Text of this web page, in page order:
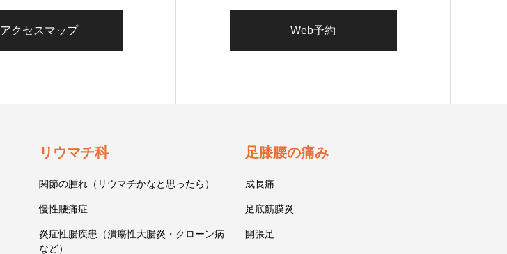
アクセスマップ Web予約
リウマチ科
関節の腫れ（リウマチかなと思ったら）
慢性腰痛症
炎症性腸疾患（潰瘍性大腸炎・クローン病
など）
足膝腰の痛み
成長痛
足底筋膜炎
開張足